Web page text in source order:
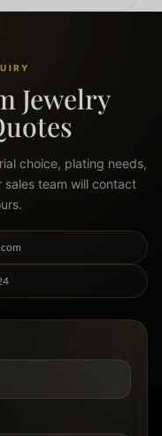
Jewelry
choice, plating needs,
team will contact